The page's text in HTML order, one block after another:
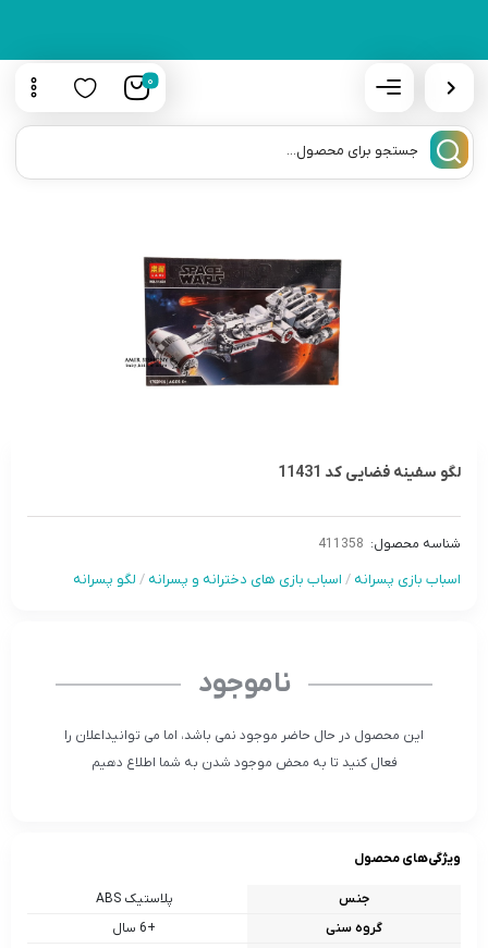
0
لگو سفینه فضایی کد 11431
شناسه محصول: 411358
اسباب بازی پسرانه / اسباب بازی های دخترانه و پسرانه / لگو پسرانه
ناموجود
این محصول در حال حاضر موجود نمی باشد، اما می توانیداعلان را
فعال کنید تا به محض موجود شدن به شما اطلاع دهیم
ویژگی‌های محصول
جنس
پلاستیک ABS
گروه سنی
+6 سال